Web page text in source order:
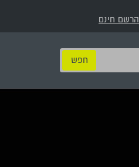
הרשם חינם
חיפוש
שיר
/